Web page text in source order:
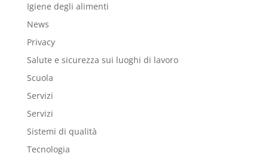
Igiene degli alimenti
News
Privacy
Salute e sicurezza sui luoghi di lavoro
Scuola
Servizi
Servizi
Sistemi di qualità
Tecnologia